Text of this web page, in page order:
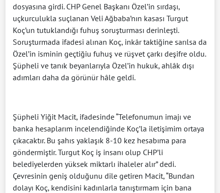
dosyasına girdi. CHP Genel Başkanı Özel’in sırdaşı,
uçkurculukla suçlanan Veli Ağbaba’nın kasası Turgut
Koç’un tutuklandığı fuhuş soruşturması derinleşti.
Soruşturmada ifadesi alınan Koç, inkâr taktiğine sarılsa da
Özel’in isminin geçtiğiu fuhuş ve rüşvet çarkı deşifre oldu.
Şüpheli ve tanık beyanlarıyla Özel’in hukuk, ahlâk dışı
adımları daha da görünür hâle geldi.
Şüpheli Yiğit Macit, ifadesinde “Telefonumun imajı ve
banka hesaplarım incelendiğinde Koç’la iletişimim ortaya
çıkacaktır. Bu şahıs yaklaşık 8-10 kez hesabıma para
göndermiştir. Turgut Koç iş insanı olup CHP’li
belediyelerden yüksek miktarlı ihaleler alır” dedi.
Çevresinin geniş olduğunu dile getiren Macit, “Bundan
dolayı Koç, kendisini kadınlarla tanıştırmam için bana